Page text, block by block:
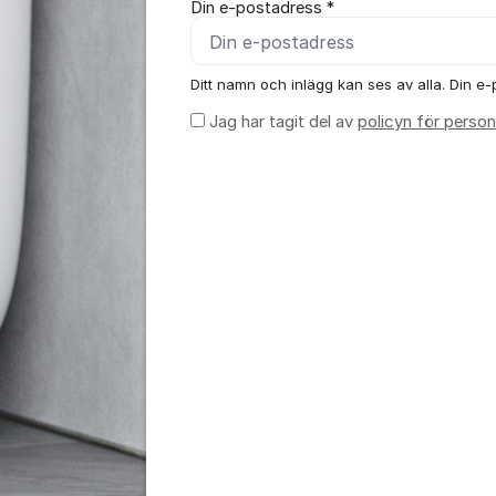
Din e-postadress *
Ditt namn och inlägg kan ses av alla. Din
Jag har tagit del av policyn för